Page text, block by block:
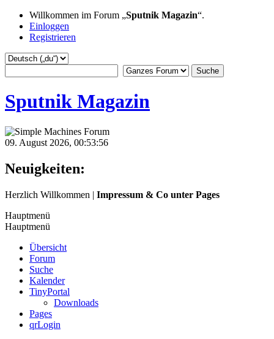
Willkommen im Forum „Sputnik Magazin“.
Einloggen
Registrieren
Sputnik Magazin
09. August 2026, 00:53:56
Neuigkeiten:
Herzlich Willkommen | Impressum & Co unter Pages
Hauptmenü
Hauptmenü
Übersicht
Forum
Suche
Kalender
TinyPortal
Downloads
Pages
qrLogin